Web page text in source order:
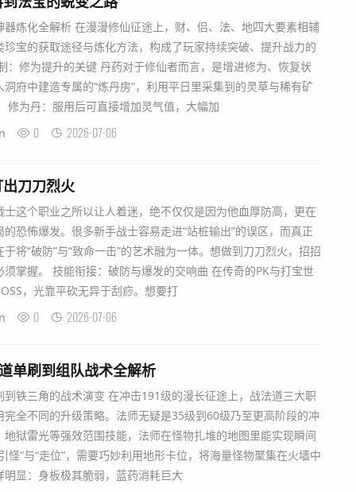
炼化全解析 在漫漫修仙征途上，财、侣、法、地四大要素相辅
宝的获取途径与炼化方法，构成了玩家持续突破、提升战力的
：修为提升的关键 丹药对于修仙者而言，是增进修为、恢复状
府中建造专属的“炼丹房”，利用平日里采集到的灵草与稀有矿
修为丹：服用后可直接增加灵气值，大幅加
0 2026-07-06
刀刀烈火
这个职业之所以让人着迷，绝不仅仅是因为他血厚防高，更在
恐怖爆发。很多新手战士容易走进“站桩输出”的误区，而真正
将“破防”与“致命一击”的艺术融为一体。想做到刀刀烈火，招招
掌握。 技能衔接：破防与爆发的交响曲 在传奇的PK与打宝世
，光靠平砍无异于刮痧。想要打
0 2026-07-06
单刷到组队战术全解析
铁三角的战术演变 在冲击191级的漫长征途上，战法道三大职
全不同的升级策略。法师无疑是35级到60级乃至更高阶段的冲
狱雷光等强效范围技能，法师在怪物扎堆的地图里能实现瞬间
怪”与“走位”，需要巧妙利用地形卡位，将海量怪物聚集在火墙中
显：身板极其脆弱，蓝药消耗巨大